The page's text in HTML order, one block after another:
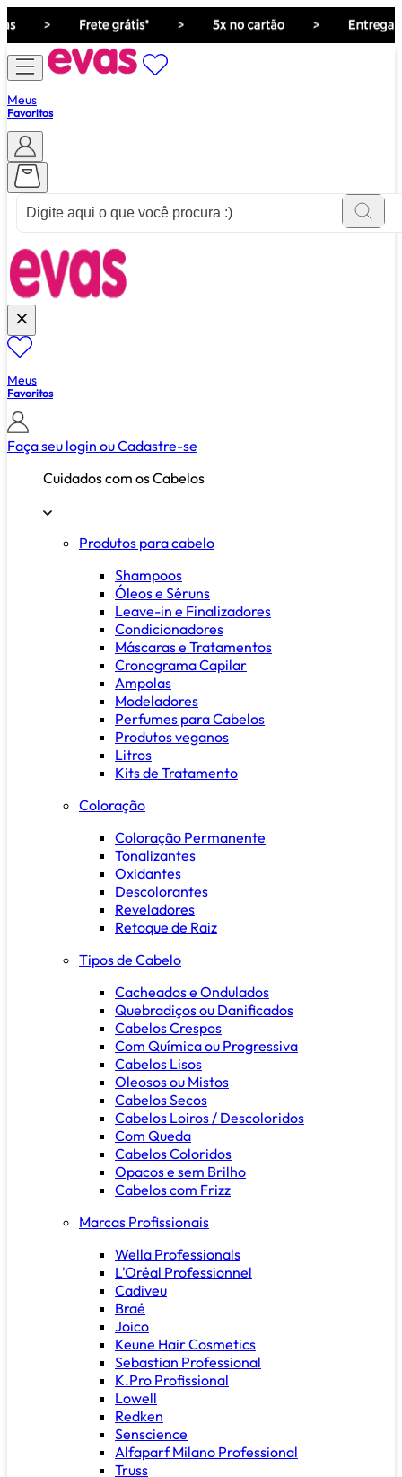
Meus
Favoritos
Meus
Favoritos
Faça seu login ouCadastre-se
Cuidados com os Cabelos
Produtos para cabelo
Shampoos
Óleos e Séruns
Leave-in e Finalizadores
Condicionadores
Máscaras e Tratamentos
Cronograma Capilar
Ampolas
Modeladores
Perfumes para Cabelos
Produtos veganos
Litros
Kits de Tratamento
Coloração
Coloração Permanente
Tonalizantes
Oxidantes
Descolorantes
Reveladores
Retoque de Raiz
Tipos de Cabelo
Cacheados e Ondulados
Quebradiços ou Danificados
Cabelos Crespos
Com Química ou Progressiva
Cabelos Lisos
Oleosos ou Mistos
Cabelos Secos
Cabelos Loiros / Descoloridos
Com Queda
Cabelos Coloridos
Opacos e sem Brilho
Cabelos com Frizz
Marcas Profissionais
Wella Professionals
L'Oréal Professionnel
Cadiveu
Braé
Joico
Keune Hair Cosmetics
Sebastian Professional
K.Pro Profissional
Lowell
Redken
Senscience
Alfaparf Milano Professional
Truss